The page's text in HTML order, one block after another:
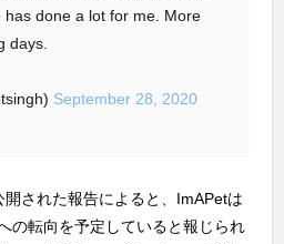
done a lot for me. More
days.
September 28, 2020
された報告によると、ImAPetは
の転向を予定していると報じられ